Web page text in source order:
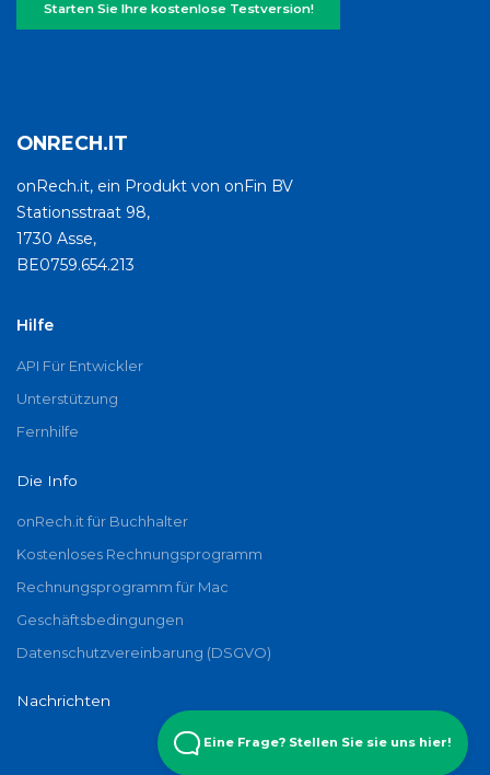
Starten Sie Ihre kostenlose Testversion!
ONRECH.IT
onRech.it, ein Produkt von onFin BV
Stationsstraat 98,
1730 Asse,
BE0759.654.213
Hilfe
API Für Entwickler
Unterstützung
Fernhilfe
Die Info
onRech.it für Buchhalter
Kostenloses Rechnungsprogramm
Rechnungsprogramm für Mac
Geschäftsbedingungen
Datenschutzvereinbarung (DSGVO)
Nachrichten
Eine Frage? Stellen Sie sie uns hier!